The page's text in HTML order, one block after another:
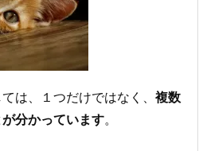
は、１つだけではなく、 複数
分かっています。